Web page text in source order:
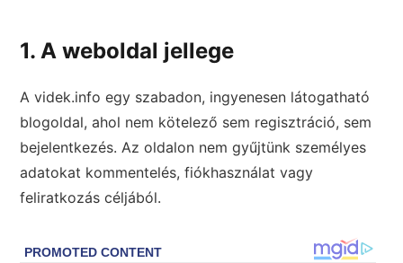
1. A weboldal jellege
A videk.info egy szabadon, ingyenesen látogatható
blogoldal, ahol nem kötelező sem regisztráció, sem
bejelentkezés. Az oldalon nem gyűjtünk személyes
adatokat kommentelés, fiókhasználat vagy
feliratkozás céljából.